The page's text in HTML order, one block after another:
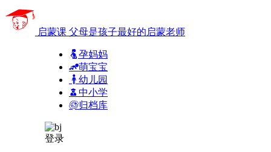
启蒙课 父母是孩子最好的启蒙老师
孕妈妈
萌宝宝
幼儿园
中小学
归档库
登录